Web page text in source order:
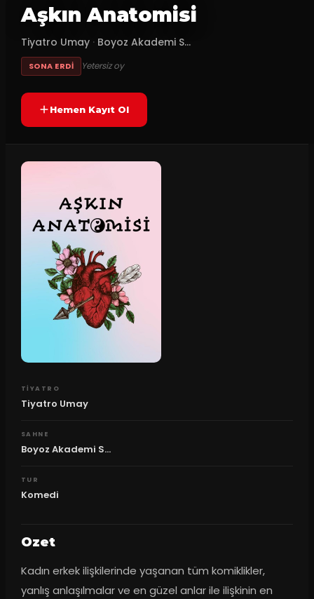
Aşkın Anatomisi
Tiyatro Umay · Boyoz Akademi S...
SONA ERDI Yetersiz oy
Hemen Kayıt Ol
TIYATRO
Tiyatro Umay
SAHNE
Boyoz Akademi S...
TUR
Komedi
Ozet
Kadın erkek ilişkilerinde yaşanan tüm komiklikler,
yanlış anlaşılmalar ve en güzel anlar ile ilişkinin en